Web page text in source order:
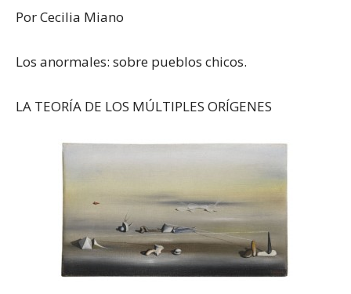
Por Cecilia Miano
Los anormales: sobre pueblos chicos.
LA TEORÍA DE LOS MÚLTIPLES ORÍGENES